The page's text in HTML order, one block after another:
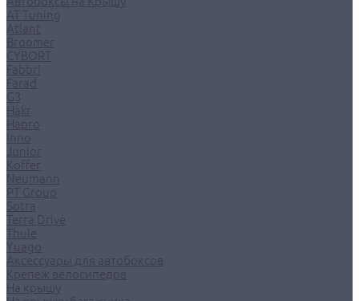
AT Tuning
Atlant
Broomer
CYBORT
Fabbri
Farad
G3
Hakr
Hapro
Inno
Junior
Koffer
Neumann
PT Group
Sotra
Terra Drive
Thule
Yuago
Аксессуары для автобоксов
Крепеж велосипедов
На крышу